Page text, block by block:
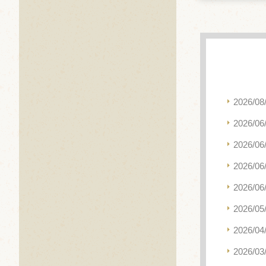
2026/
2026/
2026/
2026/
2026/
2026/
2026/
2026/